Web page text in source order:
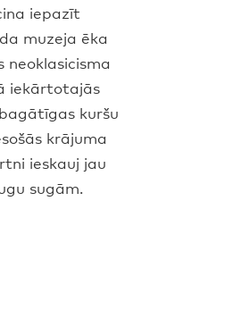
iepazīt
muzeja ēka
iekārtotajās
kuršu
krājuma
ieskauj jau
sugām.